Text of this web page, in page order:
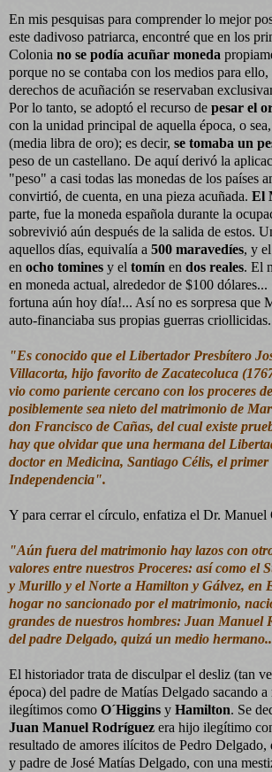
En mis pesquisas para comprender lo mejor
este dadivoso patriarca, encontré que en los
Colonia no se podía acuñar moneda
porque no se contaba con los medios para
derechos de acuñación se reservaban
Por lo tanto, se adoptó el recurso de pesar el
con la unidad principal de aquella época, o
(media libra de oro); es decir, se tomaba un
peso de un castellano. De aquí derivó la
"peso" a casi todas las monedas de los países
convirtió, de cuenta, en una pieza acuñada. El
parte, fue la moneda española durante la
sobrevivió aún después de la salida de estos.
aquellos días, equivalía a 500 maravedíes, y
en ocho tomines y el tomín en dos reales. El
en moneda actual, alrededor de $100 dólares...
fortuna aún hoy día!... Así no es sorpresa que
auto-financiaba sus propias guerras
"Es conocido que el Libertador Presbítero
Villacorta, hijo favorito de Zacatecoluca
vio como pariente cercano con los proceres
posiblemente sea nieto del matrimonio de
don Francisco de Cañas, del cual existe
hay que olvidar que una hermana del
doctor en Medicina, Santiago Célis, el
Independencia".
Y para cerrar el círculo, enfatiza el Dr. Manuel
"Aún fuera del matrimonio hay lazos con
valores entre nuestros Proceres: así como el
y Murillo y el Norte a Hamilton y Gálvez, en
hogar no sancionado por el matrimonio,
grandes de nuestros hombres: Juan Manuel
del padre Delgado, quizá un medio
El historiador trata de disculpar el desliz (tan
época) del padre de Matías Delgado sacando
ilegítimos como O´Higgins y Hamilton. Se
Juan Manuel Rodríguez era hijo ilegítimo
resultado de amores ilícitos de Pedro Delgado,
y padre de José Matías Delgado, con una